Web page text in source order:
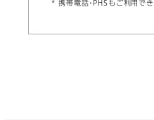
* 携帯電話・PHSもご利用でき